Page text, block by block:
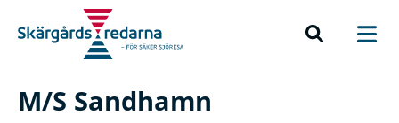
M/S Sandhamn